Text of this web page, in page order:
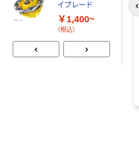
トコン
イブレード
￥1,400~
（税込）